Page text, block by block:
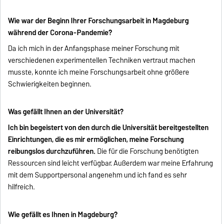
Wie war der Beginn Ihrer Forschungsarbeit in Magdeburg
während der Corona-Pandemie?
Da ich mich in der Anfangsphase meiner Forschung mit
verschiedenen experimentellen Techniken vertraut machen
musste, konnte ich meine Forschungsarbeit ohne größere
Schwierigkeiten beginnen.
Was gefällt Ihnen an der Universität?
Ich bin begeistert von den durch die Universität bereitgestellten
Einrichtungen, die es mir ermöglichen, meine Forschung
reibungslos durchzuführen. Die für die Forschung benötigten
Ressourcen sind leicht verfügbar. Außerdem war meine Erfahrung
mit dem Supportpersonal angenehm und ich fand es sehr
hilfreich.
Wie gefällt es Ihnen in Magdeburg?